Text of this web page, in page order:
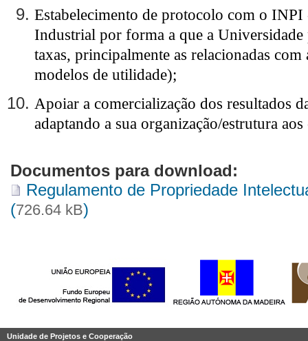
Estabelecimento de protocolo com o
Industrial por forma a que a Universidade
taxas, principalmente as relacionadas
modelos de utilidade);
Apoiar a comercialização dos resultados
adaptando a sua organização/estrutura
Documentos para download:
Regulamento de Propriedade
(726.64 kB)
Unidade de Projetos e Cooperação